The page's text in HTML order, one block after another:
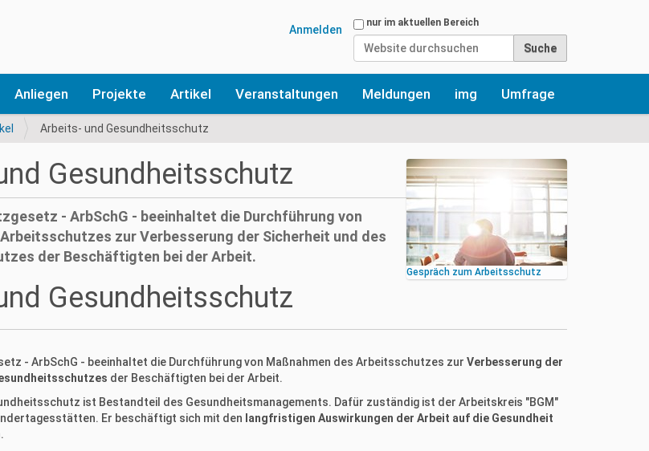
Website durchsuchen
nur im aktuellen Bereich
Anmelden
Anliegen Projekte Artikel Veranstaltungen Meldungen img Umfrage
Arbeits- und Gesundheitsschutz
Gespräch zum Arbeitsschutz
Gesundheitsschutz
- ArbSchG - beeinhaltet die Durchführung von
zur Verbesserung der Sicherheit und des
der Beschäftigten bei der Arbeit.
Gesundheitsschutz
- ArbSchG - beeinhaltet die Durchführung von Maßnahmen des Arbeitsschutzes zur Verbesserung der
der Beschäftigten bei der Arbeit.
ist Bestandteil des Gesundheitsmanagements. Dafür zuständig ist der Arbeitskreis "BGM"
Er beschäftigt sich mit den langfristigen Auswirkungen der Arbeit auf die Gesundheit